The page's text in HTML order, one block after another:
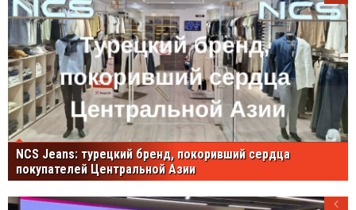
NCS Jeans: турецкий бренд, покоривший сердца
покупателей Центральной Азии